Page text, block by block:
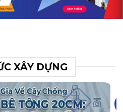
XÂY DỰNG